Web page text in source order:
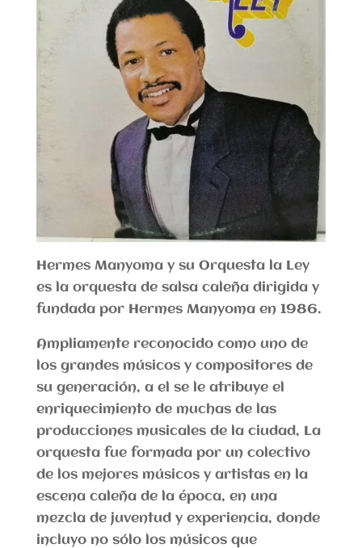
Hermes Manyoma y su Orquesta la Ley
es la orquesta de salsa caleña dirigida y
fundada por Hermes Manyoma en 1986.
Ampliamente reconocido como uno de
los grandes músicos y compositores de
su generación, a el se le atribuye el
enriquecimiento de muchas de las
producciones musicales de la ciudad, La
orquesta fue formada por un colectivo
de los mejores músicos y artistas en la
escena caleña de la época, en una
mezcla de juventud y experiencia, donde
incluyo no sólo los músicos que